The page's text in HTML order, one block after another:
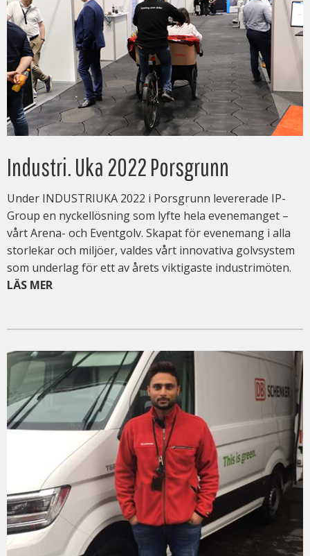
Industri. Uka 2022 Porsgrunn
Under INDUSTRIUKA 2022 i Porsgrunn levererade IP-
Group en nyckellösning som lyfte hela evenemanget –
vårt Arena- och Eventgolv. Skapat för evenemang i alla
storlekar och miljöer, valdes vårt innovativa golvsystem
som underlag för ett av årets viktigaste industrimöten.
LÄS MER